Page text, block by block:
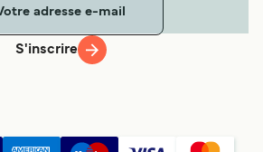
S'inscrire